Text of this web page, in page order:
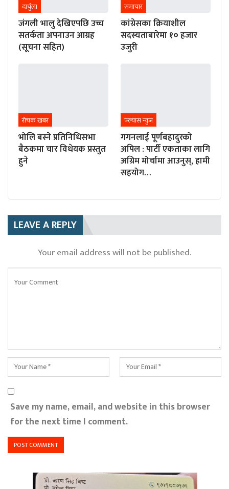
दार्चुला
जंगली भालु देखिएपछि उच्च
सतर्कता अपनाउन आग्रह
(सूचना सहित)
समाचार
कांग्रेसका क्रियाशील
सदस्यताबारेमा १० हजार
उजुरी
रोचक खबर
भोलि बस्ने प्रतिनिधिसभा
बैठकमा चार विधेयक प्रस्तुत
हुने
फ्ल्यास न्युज
गगनलाई पूर्णबहादुरको
अपिल : पार्टी एकताका लागि
अग्रिम मोर्चामा आउनुस्, हामी
सहयोग…
LEAVE A REPLY
Your email address will not be published.
Save my name, email, and website in this browser
for the next time I comment.